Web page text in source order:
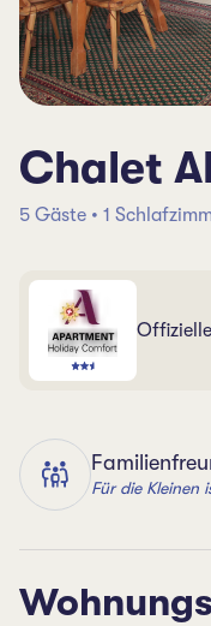
Chalet
5 Gäste • 1
Für die Kleinen